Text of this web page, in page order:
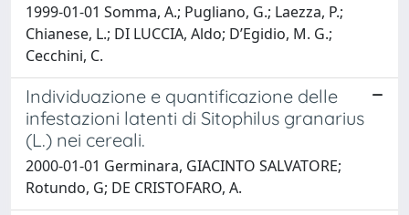
1999-01-01 Somma, A.; Pugliano, G.; Laezza, P.;
Chianese, L.; DI LUCCIA, Aldo; D’Egidio, M. G.;
Cecchini, C.
Individuazione e quantificazione delle
infestazioni latenti di Sitophilus granarius
(L.) nei cereali.
2000-01-01 Germinara, GIACINTO SALVATORE;
Rotundo, G; DE CRISTOFARO, A.